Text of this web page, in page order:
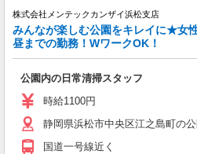
株式会社メンテックカンザイ浜松支店
みんなが楽しむ公園をキレイに★女
昼までの勤務！WワークOK！
公園内の日常清掃スタッフ
時給1100円
静岡県浜松市中央区江之島町の公
国道一号線近く